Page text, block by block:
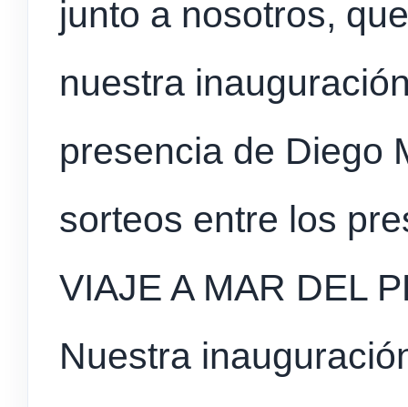
junto a nosotros,
nuestra
presencia de Diego
sorteos entre los
VIAJE A MAR DEL
Nuestra